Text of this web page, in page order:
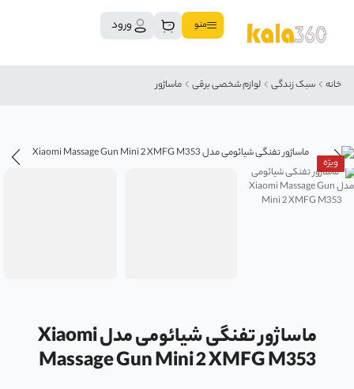
منو ورود
خانه سبک زندگی لوازم شخصی برقی ماساژور
ویژه
ماساژور تفنگی شیائومی مدل Xiaomi
Massage Gun Mini 2 XMFG M353